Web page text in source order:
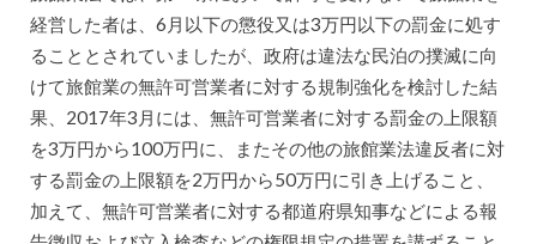
経営した者は、6月以下の懲役又は3万円以下の罰金に処す
ることとされていましたが、政府は違法な民泊の撲滅に向
けて旅館業の無許可営業者に対する規制強化を検討した結
果、2017年3月には、無許可営業者に対する罰金の上限額
を3万円から100万円に、またその他の旅館業法違反者に対
する罰金の上限額を2万円から50万円に引き上げること、
加えて、無許可営業者に対する都道府県知事などによる報